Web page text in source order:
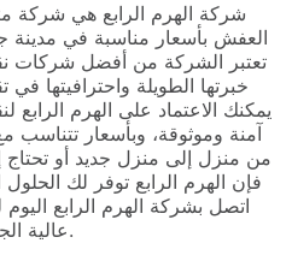
تعتبر الشركة من أفضل شركات
خبرتها الطويلة واحترافيتها
يمكنك الاعتماد على الهرم
آمنة وموثوقة، وبأسعار تتناسب
من منزل إلى منزل جديد أو تحتاج
فإن الهرم الرابع توفر لك الحلول
اتصل بشركة الهرم الرابع
عالية الجودة.